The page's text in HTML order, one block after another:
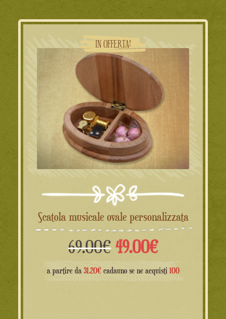
IN OFFERTA!
Scatola musicale ovale personalizzata
69.00€ Il
prezzo
49.00€Il
prezzo
a partire da 31.20€cadauno se ne acquisti 100